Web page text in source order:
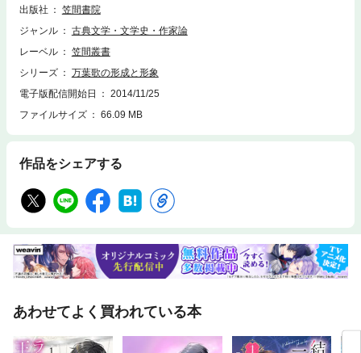
出版社
笠間書院
ジャンル
古典文学・文学史・作家論
レーベル
笠間叢書
シリーズ
万葉歌の形成と形象
電子版配信開始日
2014/11/25
ファイルサイズ
66.09 MB
作品をシェアする
あわせてよく買われている本